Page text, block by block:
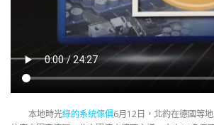
本地時光綠的系統傢俱6月12日，北約在德國等